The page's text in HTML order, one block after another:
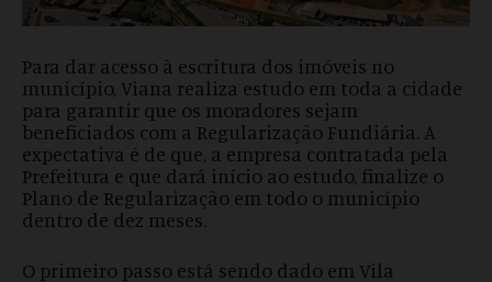
Para dar acesso à escritura dos imóveis no
município, Viana realiza estudo em toda a cidade
para garantir que os moradores sejam
beneficiados com a Regularização Fundiária. A
expectativa é de que, a empresa contratada pela
Prefeitura e que dará início ao estudo, finalize o
Plano de Regularização em todo o município
dentro de dez meses.
O primeiro passo está sendo dado em Vila